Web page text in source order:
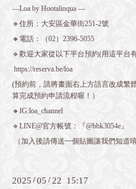
—Loa by Hootalinqua —
🔹住所：大安區金華街251-2號
🔸電話：（02）2396-5055
🔹歡迎大家從以下平台預約(用這平台
https://reserva.be/loa
(預約前，請將畫面右上方語言改成繁
算完成預約申請流程喔！）
🔸IG:loa_channel
🔹LINE@官方帳號：『@bbk3054e』
（加入後請傳送一個貼圖讓我們知道唷
2025 /05 / 22 15:17